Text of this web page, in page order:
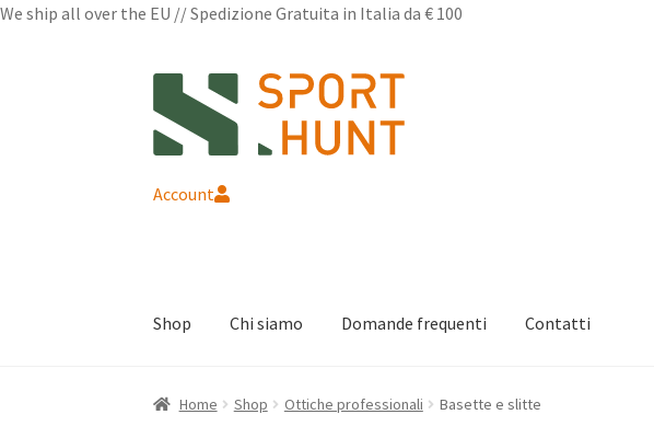
We ship all over the EU // Spedizione Gratuita in Italia da € 100
alla
navigazione
al
contenuto
Account
Shop Chi siamo Domande frequenti Contatti
Home Shop Ottiche professionali Basette e slitte